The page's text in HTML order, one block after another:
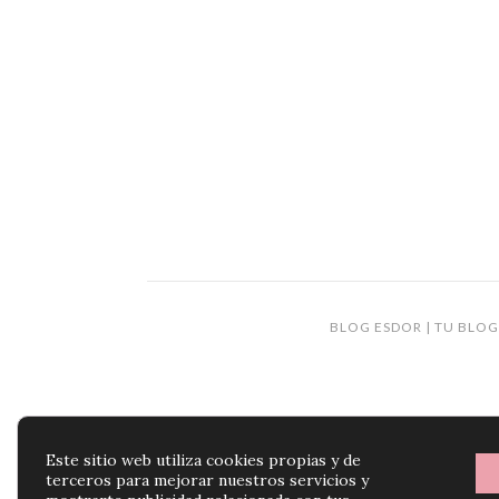
BLOG ESDOR | TU
Este sitio web utiliza cookies propias y de
terceros para mejorar nuestros servicios y